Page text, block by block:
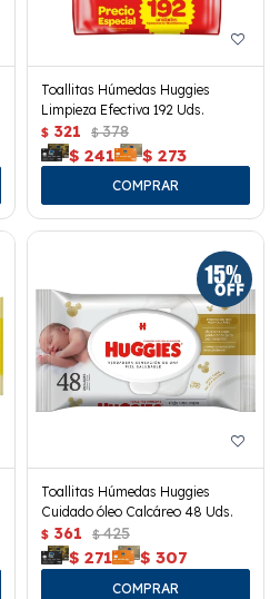
Toallitas Húmedas Huggies
Limpieza Efectiva 192 Uds.
$ 321 $ 378
$ 241 $ 273
Toallitas Húmedas Huggies
Cuidado óleo Calcáreo 48 Uds.
$ 361 $ 425
$ 271 $ 307